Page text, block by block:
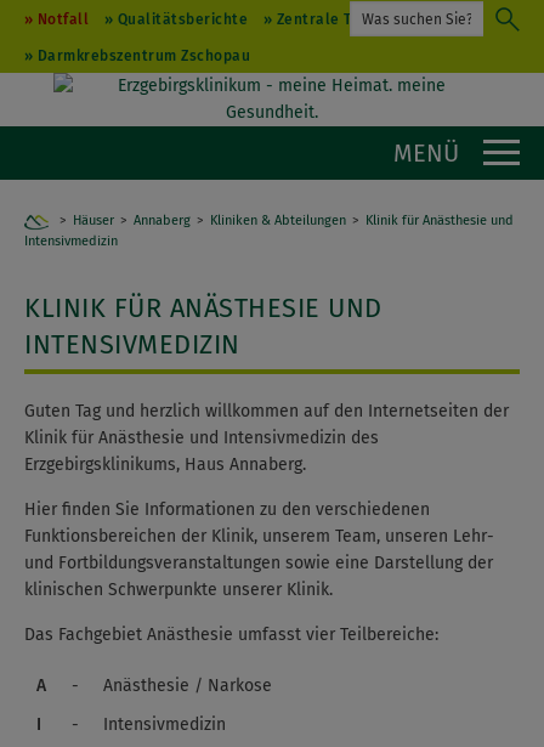
Notfall Qualitätsberichte Zentrale Terminvergabe
Darmkrebszentrum Zschopau
MENÜ
Home
Häuser Annaberg Kliniken & Abteilungen
Klinik für Anästhesie und
Intensivmedizin
KLINIK FÜR ANÄSTHESIE UND
INTENSIVMEDIZIN
Guten Tag und herzlich willkommen auf den Internetseiten der
Klinik für Anästhesie und Intensivmedizin des
Erzgebirgsklinikums, Haus Annaberg.
Hier finden Sie Informationen zu den verschiedenen
Funktionsbereichen der Klinik, unserem Team, unseren Lehr-
und Fortbildungsveranstaltungen sowie eine Darstellung der
klinischen Schwerpunkte unserer Klinik.
Das Fachgebiet Anästhesie umfasst vier Teilbereiche:
A -
Anästhesie / Narkose
I
-
Intensivmedizin